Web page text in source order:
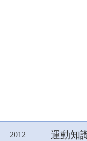
2012 運動知